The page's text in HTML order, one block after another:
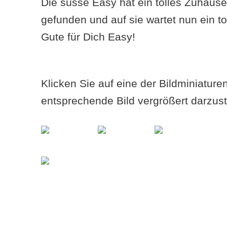
gefunden und auf sie wartet nun ein
Gute für Dich Easy!
Klicken Sie auf eine der
entsprechende Bild vergrößert